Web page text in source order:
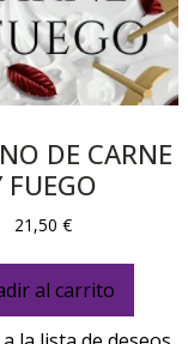
DE CARNE
FUEGO
21,50 €
al carrito